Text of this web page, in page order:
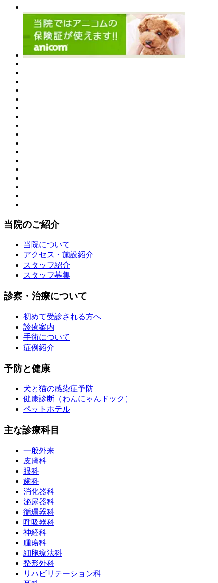
当院のご紹介
当院について
アクセス・施設紹介
スタッフ紹介
スタッフ募集
診察・治療について
初めて受診される方へ
診療案内
手術について
症例紹介
予防と健康
犬と猫の感染症予防
健康診断（わんにゃんドック）
ペットホテル
主な診療科目
一般外来
皮膚科
眼科
歯科
消化器科
泌尿器科
循環器科
呼吸器科
神経科
腫瘍科
細胞療法科
整形外科
リハビリテーション科